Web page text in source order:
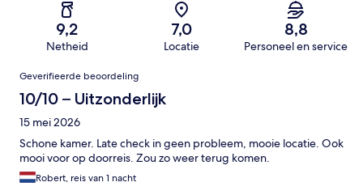
9,2
Netheid
7,0
Locatie
8,8
Personeel en service
Beoordelingen
Geverifieerde beoordeling
10/10 – Uitzonderlijk
15 mei 2026
Schone kamer. Late check in geen probleem, mooie locatie. Ook
mooi voor op doorreis. Zou zo weer terug komen.
Robert, reis van 1 nacht